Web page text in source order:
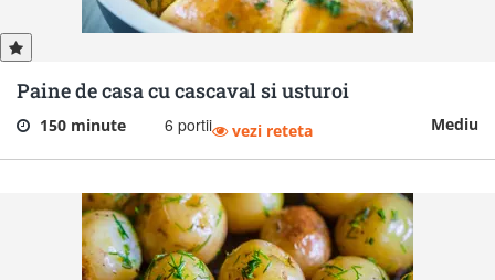
Paine de casa cu cascaval si usturoi
150 minute 6 portii Mediu
vezi reteta